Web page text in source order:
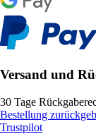
Versand und
30 Tage
Bestellung
Trustpilot